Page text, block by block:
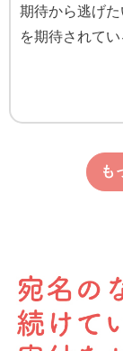
期待から逃げ
を期待されてい
も